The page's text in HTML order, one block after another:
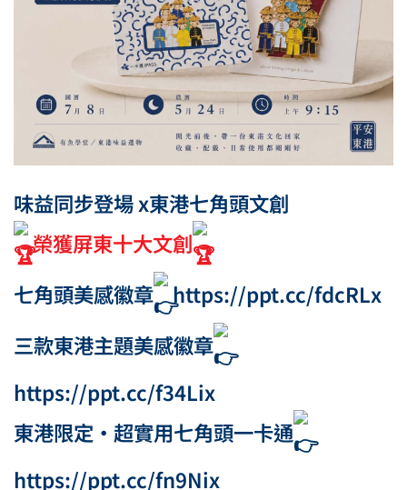
味益同步登場 x東港七角頭文創
榮獲屏東十大文創
七角頭美感徽章
https://ppt.cc/fdcRLx
三款東港主題美感徽章
https://ppt.cc/f34Lix
東港限定・超實用七角頭一卡通
https://ppt.cc/fn9Nix